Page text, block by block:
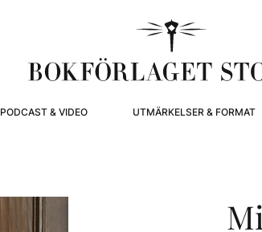
PODCAST & VIDEO UTMÄRKELSER & FORMAT